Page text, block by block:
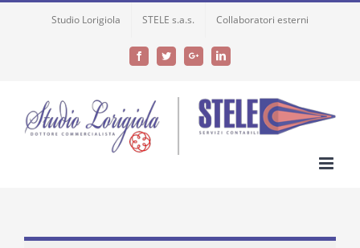
Studio Lorigiola STELE s.a.s. Collaboratori esterni
FacebookTwitterGoogle+LinkedIn